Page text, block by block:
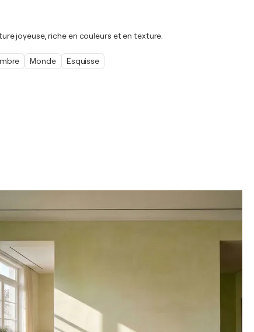
joyeuse, riche en couleurs et en texture.
Monde Esquisse